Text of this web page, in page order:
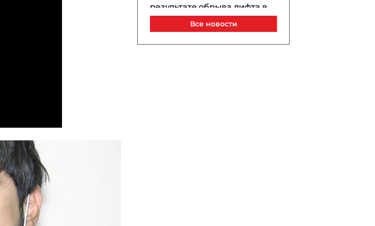
результате обрыва лифта в
торговом центре в Баку -
ОБНОВЛЕНО
Сегодня, 10:35
Все новости